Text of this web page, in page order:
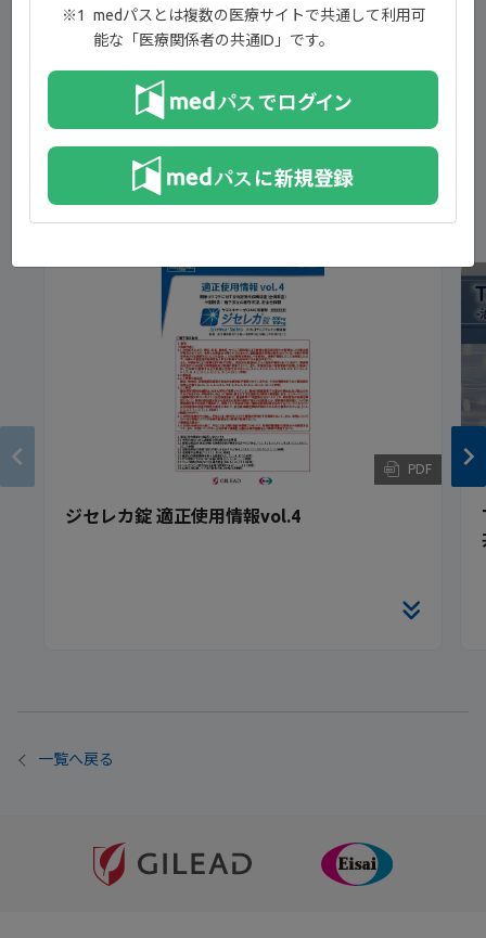
い【01:36】
市販後全例調査によって明らかにされること【02:45】
全例市販後調査のためのフィルゴチニブ適正使用ガイド
（2024年7月7日改訂版）における対象患者【03:23】
新着コンテンツ
PDF
ジセレカ錠 適正使用情報vol.4
一覧へ戻る
medパスとは複数の医療サイトで共通して利用可
能な「医療関係者の共通ID」です。